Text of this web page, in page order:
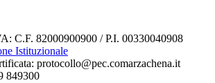
C.F. 82000900900 / P.I. 00330040908
Istituzionale
protocollo@pec.comarzachena.it
849300